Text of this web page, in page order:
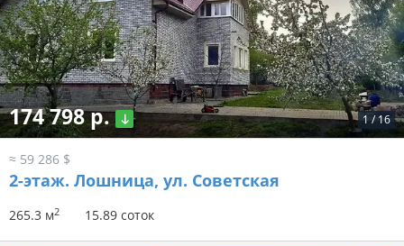
1/ 16
174 798 р.
≈ 59 286 $
2-этаж. Лошница, ул. Советская
265.3 м2 15.89 соток